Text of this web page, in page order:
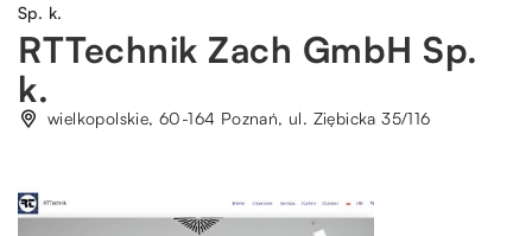
Sp. k.
RTTechnik Zach GmbH Sp.
k.
wielkopolskie, 60-164 Poznań, ul. Ziębicka 35/116